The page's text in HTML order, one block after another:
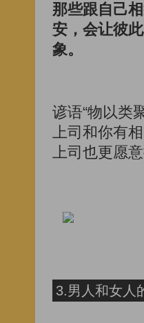
那些跟自己
安，会让彼
象。
谚语“物以类
上司和你有
上司也更愿
3.男人和女人